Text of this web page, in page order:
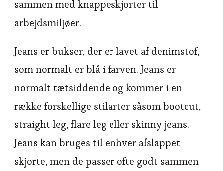
sammen med knappeskjorter til
arbejdsmiljøer.
Jeans er bukser, der er lavet af denimstof,
som normalt er blå i farven. Jeans er
normalt tætsiddende og kommer i en
række forskellige stilarter såsom bootcut,
straight leg, flare leg eller skinny jeans.
Jeans kan bruges til enhver afslappet
skjorte, men de passer ofte godt sammen